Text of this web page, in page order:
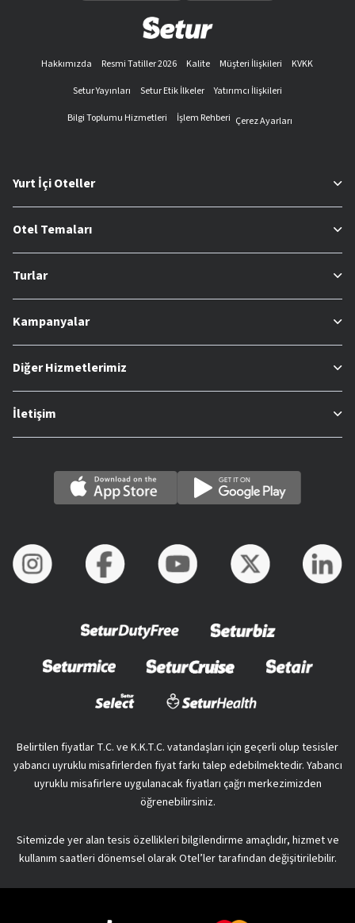
Hakkımızda Resmi Tatiller 2026 Kalite Müşteri İlişkileri
KVKK
Setur Yayınları
Setur Etik İlkeler
Yatırımcı İlişkileri
Bilgi Toplumu Hizmetleri
İşlem Rehberi Çerez Ayarları
Yurt İçi Oteller
Otel Temaları
Turlar
Kampanyalar
Diğer Hizmetlerimiz
İletişim
Belirtilen fiyatlar T.C. ve K.K.T.C. vatandaşları için geçerli olup tesisler
yabancı uyruklu misafirlerden fiyat farkı talep edebilmektedir. Yabancı
uyruklu misafirlere uygulanacak fiyatları çağrı merkezimizden
öğrenebilirsiniz.
Sitemizde yer alan tesis özellikleri bilgilendirme amaçlıdır, hizmet ve
kullanım saatleri dönemsel olarak Otel’ler tarafından değişitirilebilir.